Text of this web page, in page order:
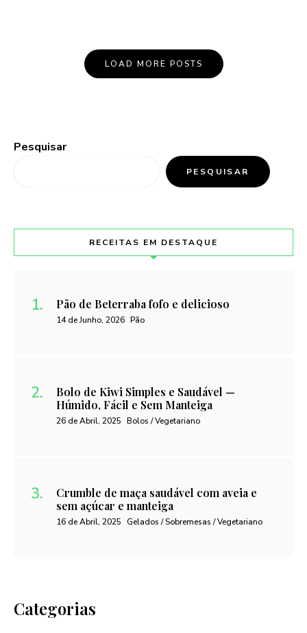
LOAD MORE POSTS
Pesquisar
PESQUISAR
RECEITAS EM DESTAQUE
Pão de Beterraba fofo e delicioso
14 de Junho, 2026 Pão
Bolo de Kiwi Simples e Saudável —
Húmido, Fácil e Sem Manteiga
26 de Abril, 2025 Bolos / Vegetariano
Crumble de maça saudável com aveia e
sem açúcar e manteiga
16 de Abril, 2025 Gelados / Sobremesas / Vegetariano
Categorias